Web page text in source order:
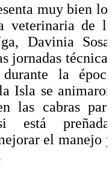
muy bien
veterinaria de
Davinia
jornadas
la
Isla se
las cabras
está
el manejo